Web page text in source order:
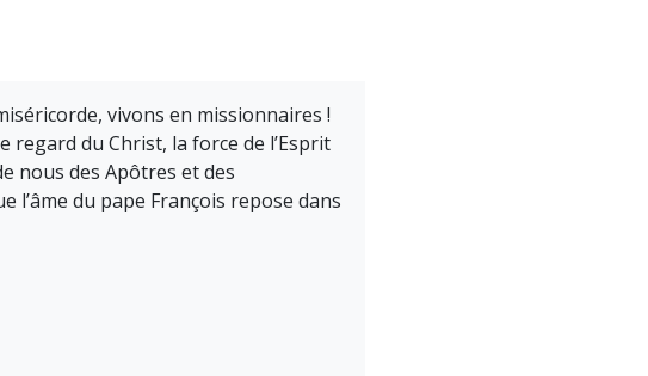
vivons en missionnaires !
regard du Christ, la force de l’Esprit
nous des Apôtres et des
l’âme du pape François repose dans